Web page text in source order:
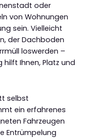
oder
von Wohnungen
sein. Vielleicht
der Dachboden
loswerden –
Ihnen, Platz und
selbst
ein erfahrenes
Fahrzeugen
Entrümpelung